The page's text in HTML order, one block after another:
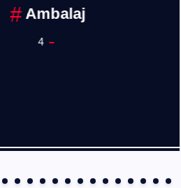
Ambalaj